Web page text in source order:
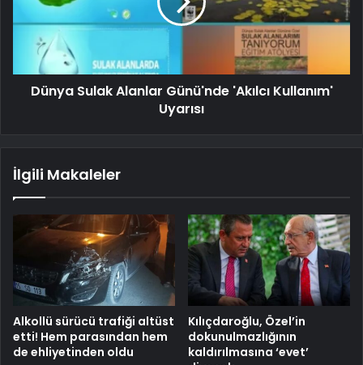
Dünya Sulak Alanlar Günü'nde 'Akılcı Kullanım'
Uyarısı
İlgili Makaleler
Alkollü sürücü trafiği altüst
etti! Hem parasından hem
de ehliyetinden oldu
Kılıçdaroğlu, Özel’in
dokunulmazlığının
kaldırılmasına ‘evet’